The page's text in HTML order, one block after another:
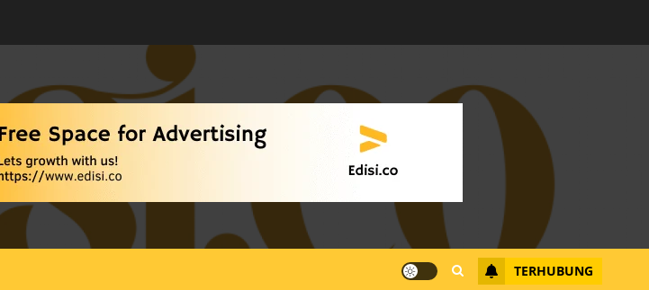
TERHUBUNG
Datangi Pemko Batam,
Lahan Mereka Diambil
untuk Sekolah Rakyat
0
Warga Rempang Ajukan
Audiensi dengan Wali
Kota Batam, Soroti
Aktivitas yang Resahkan
Warga
JULI 17, 2026 0